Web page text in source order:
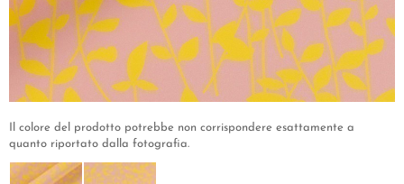
Il colore del prodotto potrebbe non corrispondere esattamente a
quanto riportato dalla fotografia.